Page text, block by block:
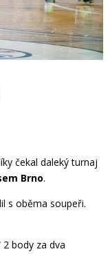
čekal daleký turnaj
Brno.
s oběma soupeři.
body za dva